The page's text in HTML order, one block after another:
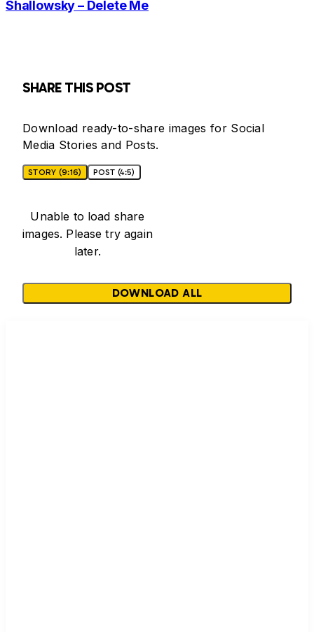
Shallowsky – Delete Me
SHARE THIS POST
Download ready-to-share images for Social
Media Stories and Posts.
STORY (9:16) POST (4:5)
Unable to load share
images. Please try again
later.
DOWNLOAD ALL